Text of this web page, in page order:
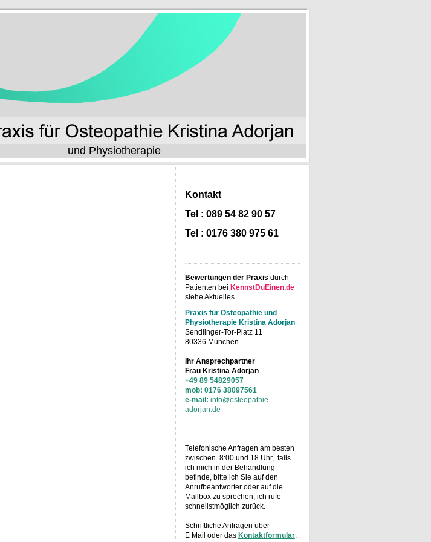
und Physiotherapie
Kontakt
Tel : 089 54 82 90 57
Tel : 0176 380 975 61
Bewertungen der Praxis durch
Patienten bei KennstDuEinen.de
siehe Aktuelles
Praxis für Osteopathie und
Physiotherapie Kristina Adorjan
Sendlinger-Tor-Platz 11
80336 München
Ihr Ansprechpartner
Frau Kristina Adorjan
+49 89 54829057
mob: 0176 38097561
e-mail: info@osteopathie-
adorjan.de
Telefonische Anfragen am besten
zwischen 8:00 und 18 Uhr, falls
ich mich in der Behandlung
befinde, bitte ich Sie auf den
Anrufbeantworter oder auf die
Mailbox zu sprechen, ich rufe
schnellstmöglich zurück.
Schriftliche Anfragen über
E Mail oder das Kontaktformular.